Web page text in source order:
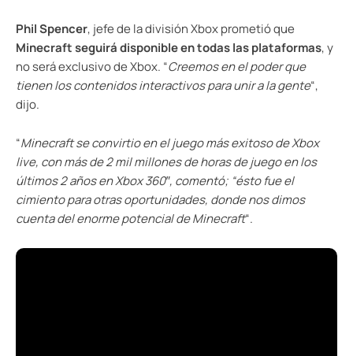
Phil Spencer, jefe de la división Xbox prometió que
Minecraft seguirá disponible en todas las plataformas, y
no será exclusivo de Xbox. “Creemos en el poder que
tienen los contenidos interactivos para unir a la gente“,
dijo.
“Minecraft se convirtio en el juego más exitoso de Xbox
live, con más de 2 mil millones de horas de juego en los
últimos 2 años en Xbox 360″, comentó; “ésto fue el
cimiento para otras oportunidades, donde nos dimos
cuenta del enorme potencial de Minecraft“.